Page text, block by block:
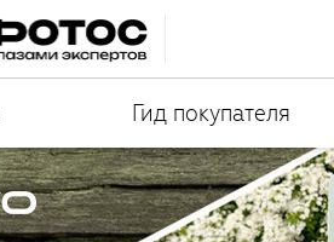
Гид покупателя